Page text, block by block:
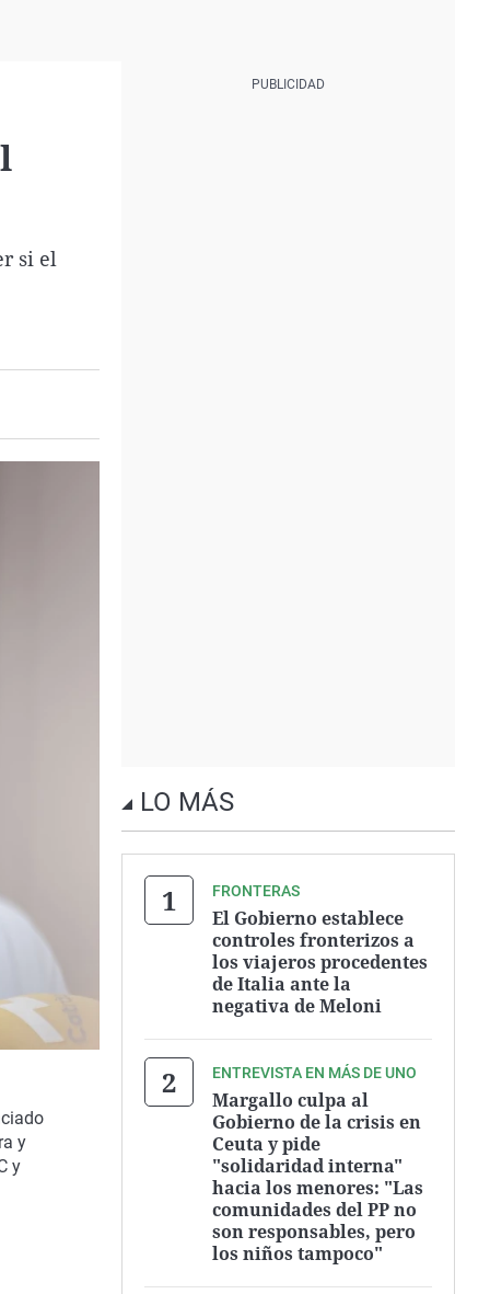
si el
y
y
LO MÁS
FRONTERAS
El Gobierno establece
controles fronterizos a
los viajeros procedentes
de Italia ante la
negativa de Meloni
ENTREVISTA EN MÁS DE UNO
Margallo culpa al
Gobierno de la crisis en
Ceuta y pide
"solidaridad interna"
hacia los menores: "Las
comunidades del PP no
son responsables, pero
los niños tampoco"